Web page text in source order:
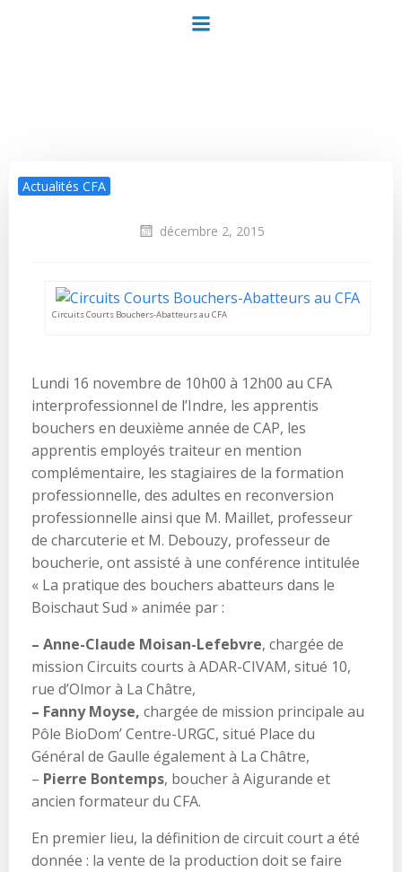
au
Actualités CFA
décembre 2, 2015
Circuits Courts Bouchers-Abatteurs au CFA
Lundi 16 novembre de 10h00 à 12h00 au CFA
interprofessionnel de l’Indre, les apprentis
bouchers en deuxième année de CAP, les
apprentis employés traiteur en mention
complémentaire, les stagiaires de la formation
professionnelle, des adultes en reconversion
professionnelle ainsi que M. Maillet, professeur
de charcuterie et M. Debouzy, professeur de
boucherie, ont assisté à une conférence intitulée
« La pratique des bouchers abatteurs dans le
Boischaut Sud » animée par :
– Anne-Claude Moisan-Lefebvre, chargée de
mission Circuits courts à ADAR-CIVAM, situé 10,
rue d’Olmor à La Châtre,
– Fanny Moyse, chargée de mission principale au
Pôle BioDom’ Centre-URGC, situé Place du
Général de Gaulle également à La Châtre,
– Pierre Bontemps, boucher à Aigurande et
ancien formateur du CFA.
En premier lieu, la définition de circuit court a été
donnée : la vente de la production doit se faire